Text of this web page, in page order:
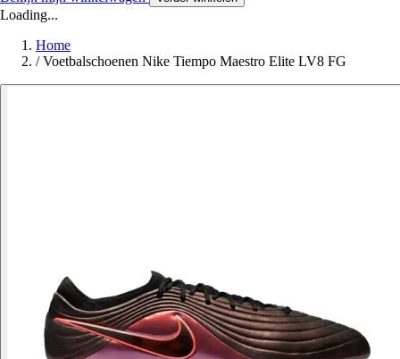
Loading...
Home
/ Voetbalschoenen Nike Tiempo Maestro Elite LV8 FG